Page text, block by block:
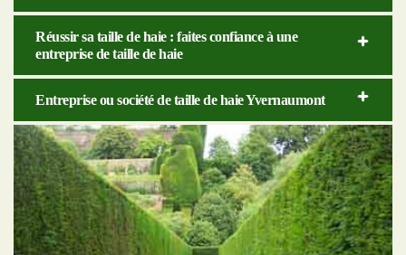
Réussir sa taille de haie : faites confiance à une
entreprise de taille de haie
Entreprise ou société de taille de haie Yvernaumont